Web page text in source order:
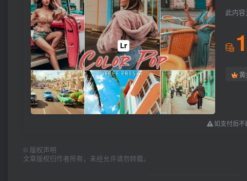
此内
黄
如支付后不
© 版权声明
文章版权归作者所有，未经允许请勿转载。